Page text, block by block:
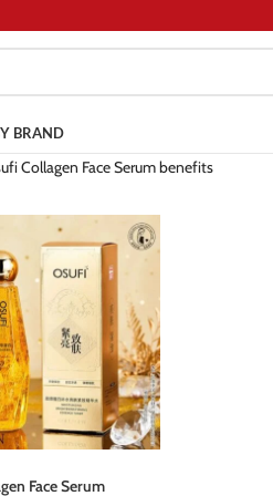
BRAND
Collagen Face Serum benefits
Face Serum